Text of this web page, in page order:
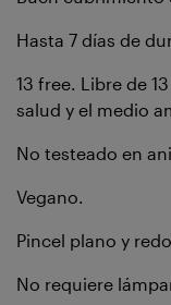
Hasta 7 días de
13 free. Libre de
salud y el medio
No testeado en
Vegano.
Pincel plano y
No requiere